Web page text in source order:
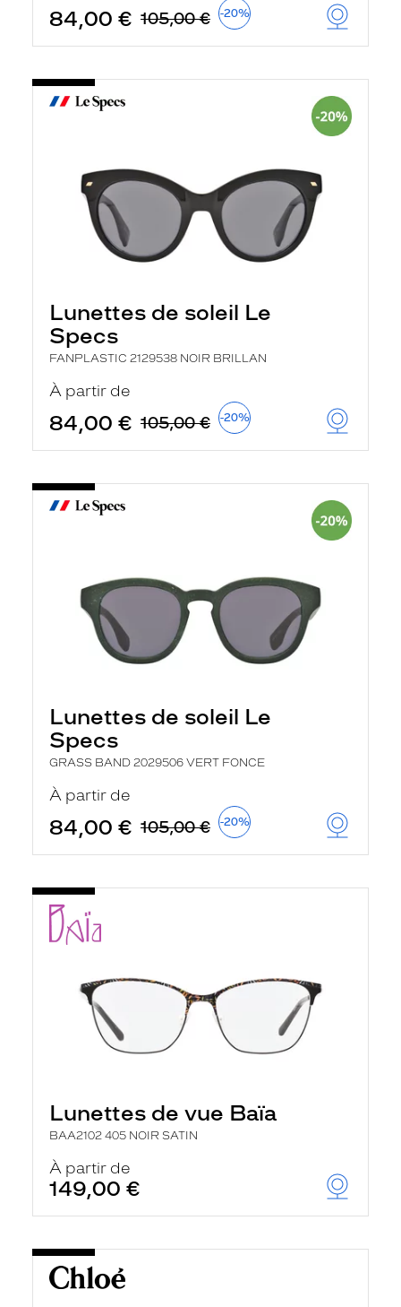
84,00 € 105,00 € -20%
Lunettes de soleil Le
Specs
FANPLASTIC 2129538 NOIR BRILLAN
À partir de
84,00 € 105,00 € -20%
Lunettes de soleil Le
Specs
GRASS BAND 2029506 VERT FONCE
À partir de
84,00 € 105,00 € -20%
Lunettes de vue Baïa
BAA2102 405 NOIR SATIN
À partir de
149,00 €